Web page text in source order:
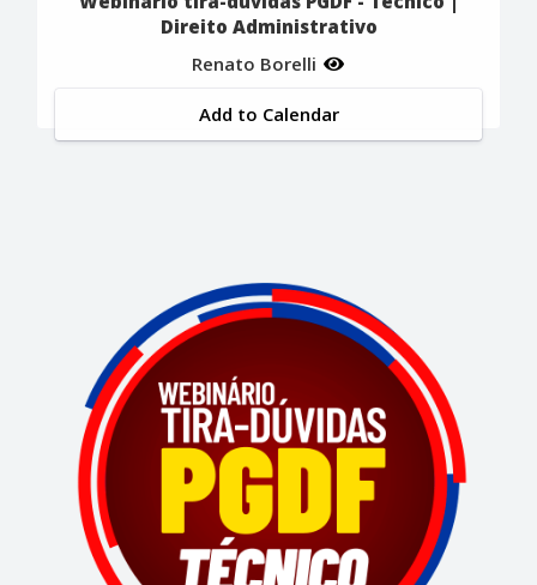
Direito Administrativo
Renato Borelli
Add to Calendar